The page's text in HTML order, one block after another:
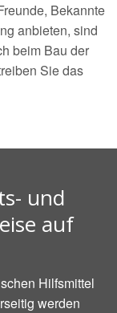
Bekannte
anbieten, sind
beim Bau der
Sie das
und
auf
Hilfsmittel
werden